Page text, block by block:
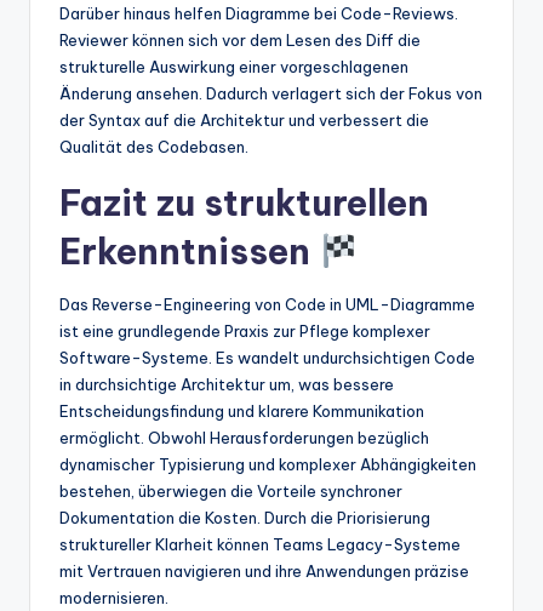
Darüber hinaus helfen Diagramme bei Code-Reviews.
Reviewer können sich vor dem Lesen des Diff die
strukturelle Auswirkung einer vorgeschlagenen
Änderung ansehen. Dadurch verlagert sich der Fokus von
der Syntax auf die Architektur und verbessert die
Qualität des Codebasen.
Fazit zu strukturellen
Erkenntnissen
Das Reverse-Engineering von Code in UML-Diagramme
ist eine grundlegende Praxis zur Pflege komplexer
Software-Systeme. Es wandelt undurchsichtigen Code
in durchsichtige Architektur um, was bessere
Entscheidungsfindung und klarere Kommunikation
ermöglicht. Obwohl Herausforderungen bezüglich
dynamischer Typisierung und komplexer Abhängigkeiten
bestehen, überwiegen die Vorteile synchroner
Dokumentation die Kosten. Durch die Priorisierung
struktureller Klarheit können Teams Legacy-Systeme
mit Vertrauen navigieren und ihre Anwendungen präzise
modernisieren.